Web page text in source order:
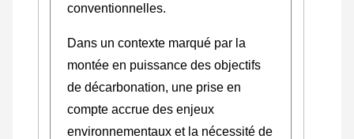
conventionnelles.
Dans un contexte marqué par la
montée en puissance des objectifs
de décarbonation, une prise en
compte accrue des enjeux
environnementaux et la nécessité de